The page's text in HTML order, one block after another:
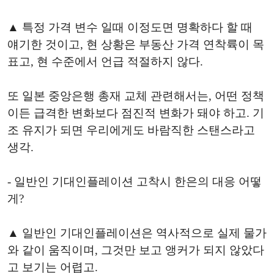
▲ 특정 가격 변수 일때 이정도면 명확하다 할 때
얘기한 것이고, 현 상황은 부동산 가격 연착륙이 목
표고, 현 수준에서 언급 적절하지 않다.
또 일본 중앙은행 총재 교체 관련해서는, 어떤 정책
이든 급격한 변화보다 점진적 변화가 돼야 하고. 기
조 유지가 되면 우리에게도 바람직한 스탠스라고
생각.
- 일반인 기대인플레이션 고착시 한은의 대응 어떻
게?
▲ 일반인 기대인플레이션은 역사적으로 실제 물가
와 같이 움직이며, 그것만 보고 앵커가 되지 않았다
고 보기는 어렵고.